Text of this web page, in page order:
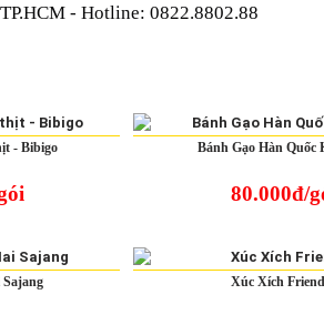
- Hotline: 0822.8802.88
- Bibigo Bánh Gạo Hàn Quốc
80.000đ/
Sajang Xúc Xích